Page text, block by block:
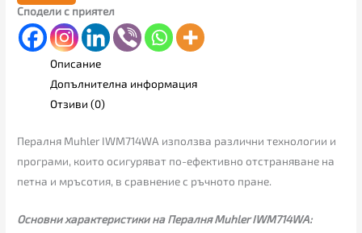
Сподели с приятел
Описание
Допълнителна информация
Отзиви (0)
Пералня Muhler IWM714WA използва различни технологии и
програми, които осигуряват по-ефективно отстраняване на
петна и мръсотия, в сравнение с ръчното пране.
Основни характеристики на Пералня Muhler IWM714WA: